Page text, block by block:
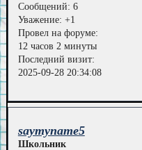
Сообщений: 6
Уважение: +1
Провел на форуме:
12 часов 2 минуты
Последний визит:
2025-09-28 20:34:08
saymyname5
Школьник